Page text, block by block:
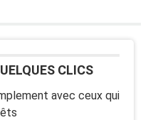
CLICS
avec ceux qui